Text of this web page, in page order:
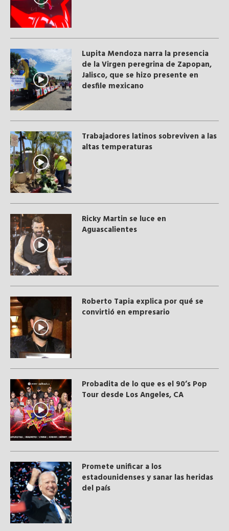
Lupita Mendoza narra la presencia
de la Virgen peregrina de Zapopan,
Jalisco, que se hizo presente en
desfile mexicano
Trabajadores latinos sobreviven a las
altas temperaturas
Ricky Martin se luce en
Aguascalientes
Roberto Tapia explica por qué se
convirtió en empresario
Probadita de lo que es el 90’s Pop
Tour desde Los Angeles, CA
Promete unificar a los
estadounidenses y sanar las heridas
del país